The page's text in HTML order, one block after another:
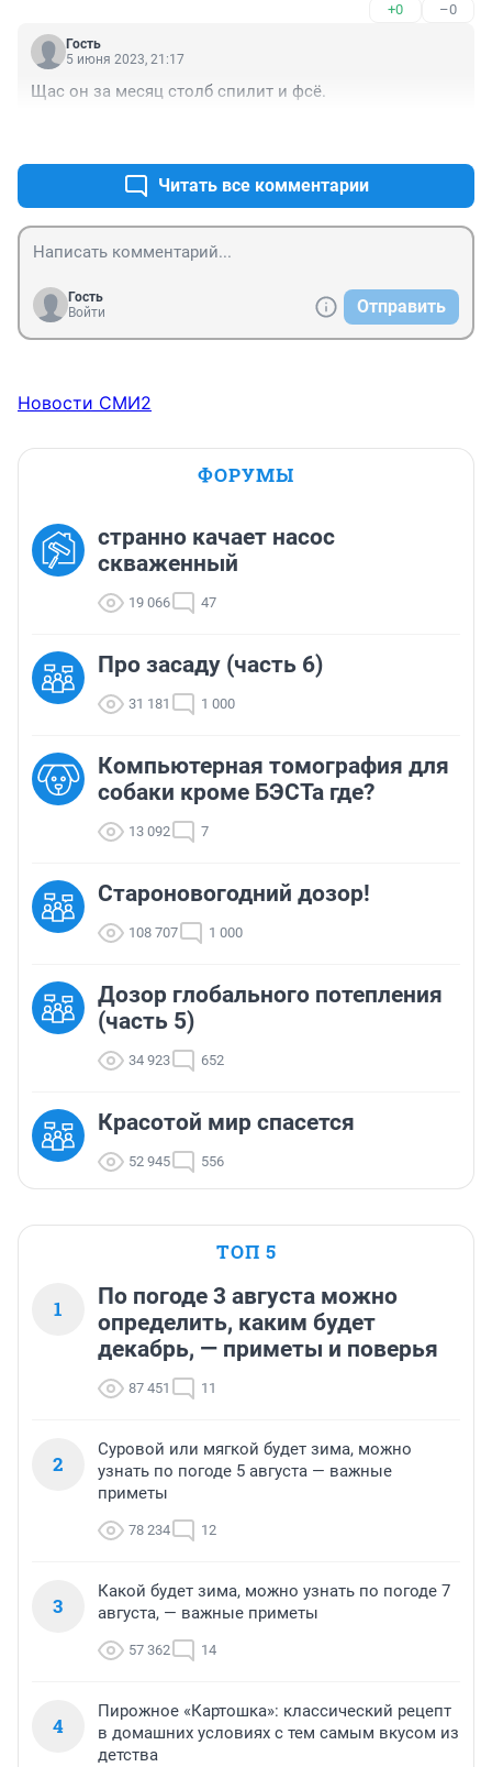
начальнику управления, начальник управления
отпишет своему заму, следующий отпишет мастеру
участка, мастер участка бригадиру ,бригадир прорабу,
опять сделают как могут.
отвечаете хочет и не может ничего делать!!!!
+0 –0
Гость
5 июня 2023, 21:17
Щас он за месяц столб спилит и фсё.
Читать все комментарии
Гость
Войти
Отправить
Новости СМИ2
ФОРУМЫ
странно качает насос
скваженный
19 066 47
Про засаду (часть 6)
31 181 1 000
Компьютерная томография для
собаки кроме БЭСТа где?
13 092 7
Староновогодний дозор!
108 707 1 000
Дозор глобального потепления
(часть 5)
34 923 652
Красотой мир спасется
52 945 556
ТОП 5
1
По погоде 3 августа можно
определить, каким будет
декабрь, — приметы и поверья
87 451 11
2
Суровой или мягкой будет зима, можно
узнать по погоде 5 августа — важные
приметы
78 234 12
3
Какой будет зима, можно узнать по погоде 7
августа, — важные приметы
57 362 14
4
Пирожное «Картошка»: классический рецепт
в домашних условиях с тем самым вкусом из
детства